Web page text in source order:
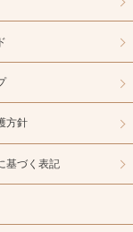
方針
基づく表記